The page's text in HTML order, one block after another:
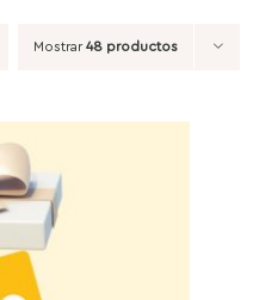
Mostrar48 productos